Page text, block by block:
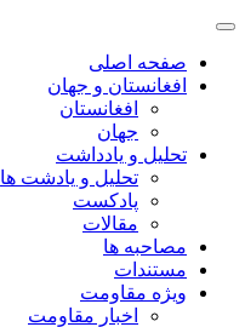
صفحه اصلی
افغانستان و جهان
افغانستان
جهان
تحلیل و یادداشت
تحلیل و یادشت ها
پادکست
مقالات
مصاحبه ها
مستندات
ویژه مقاومت
اخبار مقاومت